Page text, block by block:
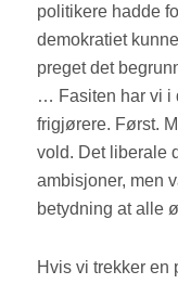
politikere hadde
demokratiet
preget det
… Fasiten har vi i
frigjørere. Først.
vold. Det liberale
ambisjoner, men
betydning at alle
Hvis vi trekker en